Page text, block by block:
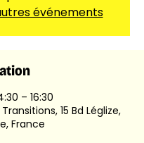
événements
– 16:30
15 Bd Léglize,
France